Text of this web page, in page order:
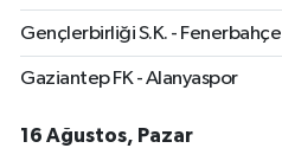
Gençlerbirliği S.K. - Fenerbahçe
Gaziantep FK - Alanyaspor
16 Ağustos, Pazar